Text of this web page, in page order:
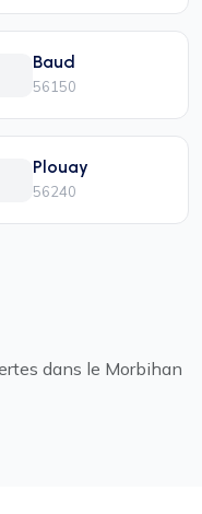
Baud
56150
Plouay
56240
dans le Morbihan